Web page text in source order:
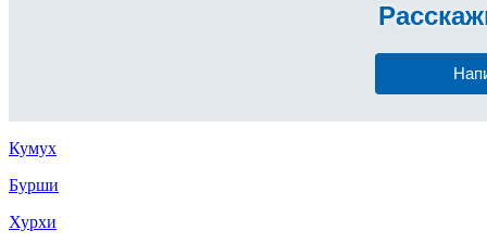
Кумух
Бурши
Хурхи